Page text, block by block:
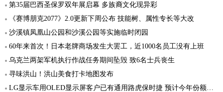
第35届巴西圣保罗双年展启幕 多族裔文化现异彩
《赛博朋克2077》2.0更新下周公布 技能树、属性专长等大改
沙溪镇凤凰山公园和沙溪公园等实施临时闭园
60年来首次！日本老牌商场发生大罢工，近1000名员工没有上班
乌克兰两架军机执行作战任务期间坠毁 致6名士兵丧生
寻味洪山！洪山美食打卡地图发布
LG显示车用OLED显示屏客户已有通用路虎保时捷 预计今年份额超6成